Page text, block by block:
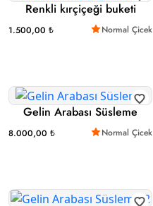
Renkli kırçiçeği buketi
1.500,00 ₺ Normal Çicek
Gelin Arabası Süsleme
8.000,00 ₺ Normal Çicek